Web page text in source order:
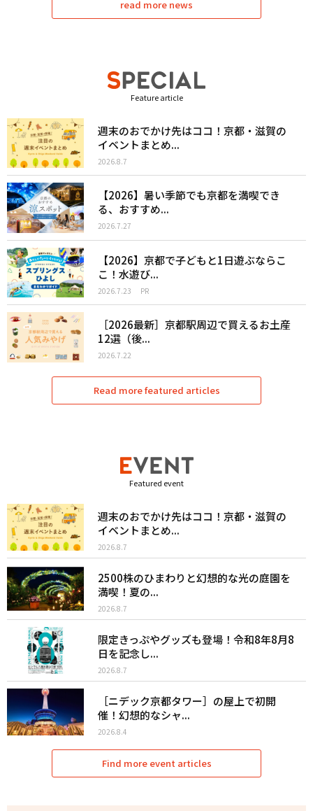
read more news
Feature article
週末のおでかけ先はココ！京都・滋賀の
イベントまとめ...
2026.8.7
【2026】暑い季節でも京都を満喫でき
る、おすすめ...
2026.7.27
【2026】京都で子どもと1日遊ぶならこ
こ！水遊び...
2026.7.23 PR
［2026最新］京都駅周辺で買えるお土産
12選（後...
2026.7.22
Read more featured articles
Featured event
週末のおでかけ先はココ！京都・滋賀の
イベントまとめ...
2026.8.7
2500株のひまわりと幻想的な光の庭園を
満喫！夏の...
2026.8.7
限定きっぷやグッズも登場！令和8年8月8
日を記念し...
2026.8.7
［ニデック京都タワー］の屋上で初開
催！幻想的なシャ...
2026.8.4
Find more event articles